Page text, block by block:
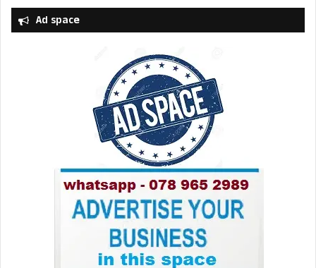
Ad space